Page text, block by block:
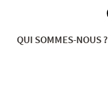
QUI SOMMES-NOUS ?